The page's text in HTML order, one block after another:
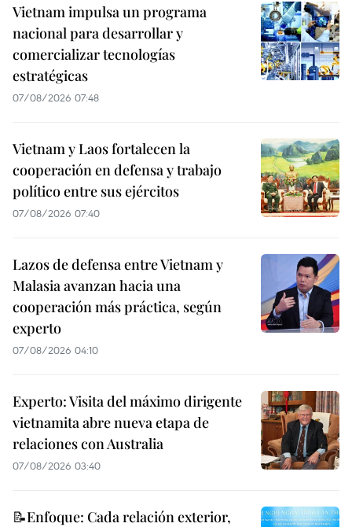
Vietnam impulsa un programa
nacional para desarrollar y
comercializar tecnologías
estratégicas
07/08/2026 07:48
Vietnam y Laos fortalecen la
cooperación en defensa y trabajo
político entre sus ejércitos
07/08/2026 07:40
Lazos de defensa entre Vietnam y
Malasia avanzan hacia una
cooperación más práctica, según
experto
07/08/2026 04:10
Experto: Visita del máximo dirigente
vietnamita abre nueva etapa de
relaciones con Australia
07/08/2026 03:40
📝Enfoque: Cada relación exterior,